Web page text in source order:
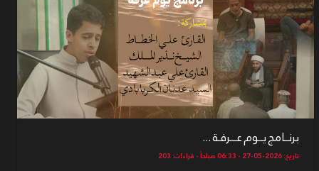
برنــامج يــوم عـــرفـة ...
تاريخ: 2026-05-27 - 06:33 صباحاً - قراءات: 203